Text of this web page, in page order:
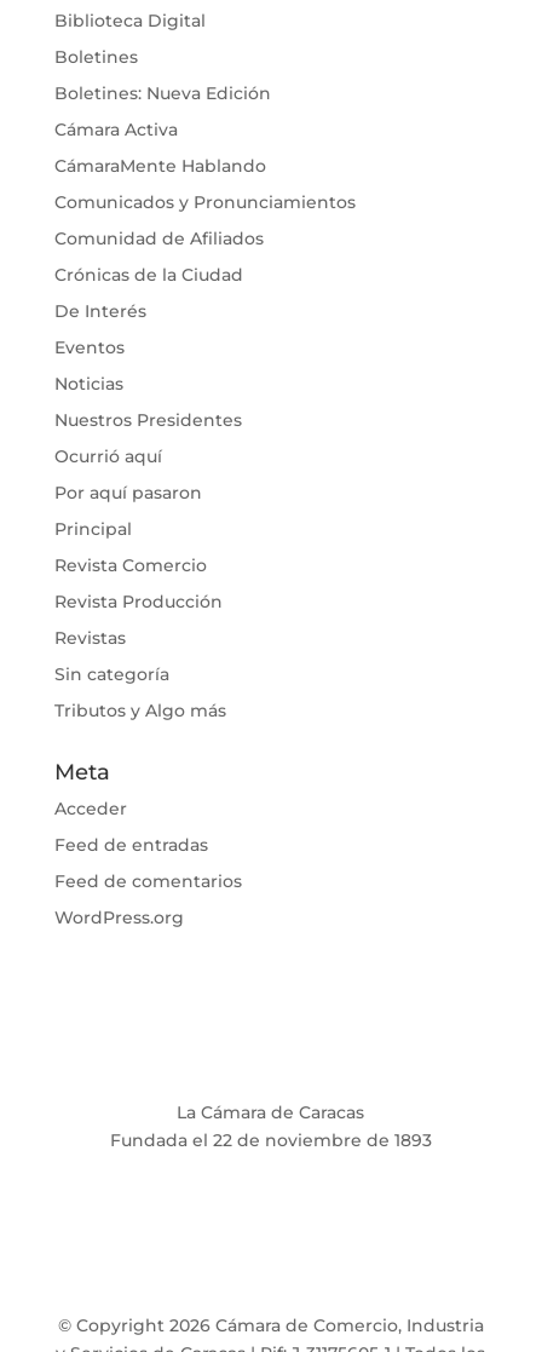
Biblioteca Digital
Boletines
Boletines: Nueva Edición
Cámara Activa
CámaraMente Hablando
Comunicados y Pronunciamientos
Comunidad de Afiliados
Crónicas de la Ciudad
De Interés
Eventos
Noticias
Nuestros Presidentes
Ocurrió aquí
Por aquí pasaron
Principal
Revista Comercio
Revista Producción
Revistas
Sin categoría
Tributos y Algo más
Meta
Acceder
Feed de entradas
Feed de comentarios
WordPress.org
La Cámara de Caracas
Fundada el 22 de noviembre de 1893
© Copyright 2026 Cámara de Comercio, Industria